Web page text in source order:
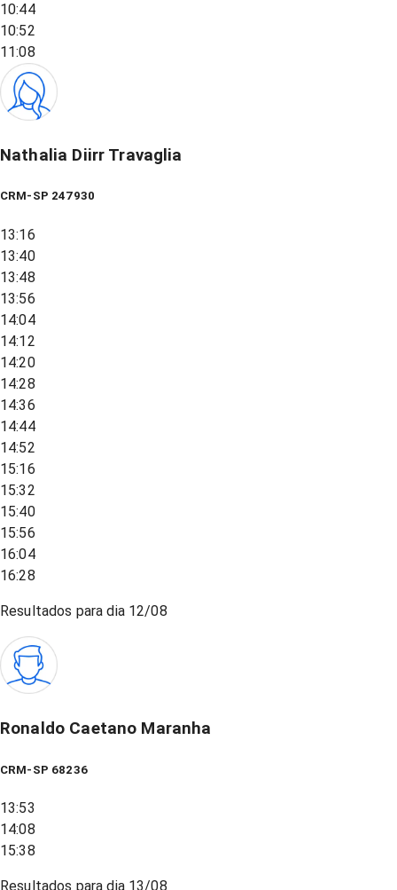
10:44
10:52
11:08
Nathalia Diirr Travaglia
CRM-SP 247930
13:16
13:40
13:48
13:56
14:04
14:12
14:20
14:28
14:36
14:44
14:52
15:16
15:32
15:40
15:56
16:04
16:28
Resultados para dia 12/08
Ronaldo Caetano Maranha
CRM-SP 68236
13:53
14:08
15:38
Resultados para dia 13/08